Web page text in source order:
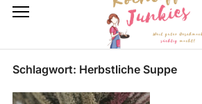
Schlagwort: Herbstliche Suppe